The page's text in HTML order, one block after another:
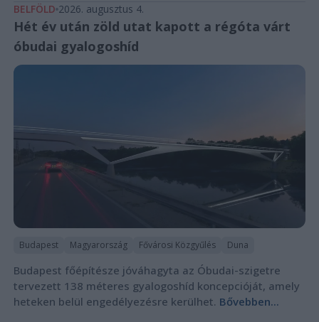
BELFÖLD 2026. augusztus 4.
Hét év után zöld utat kapott a régóta várt
óbudai gyalogoshíd
Budapest Magyarország Fővárosi Közgyűlés Duna
Budapest főépítésze jóváhagyta az Óbudai-szigetre
tervezett 138 méteres gyalogoshíd koncepcióját, amely
heteken belül engedélyezésre kerülhet. Bővebben...